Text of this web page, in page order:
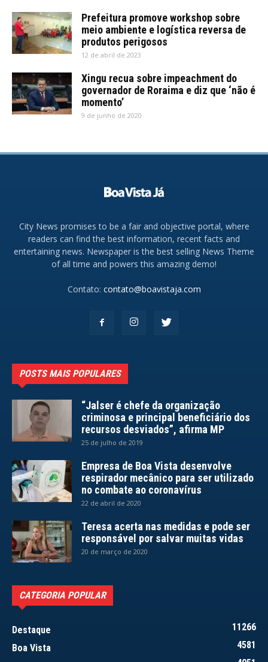
Prefeitura promove workshop sobre
meio ambiente e logística reversa de
produtos perigosos
12 de abril de 2023
Xingu recua sobre impeachment do
governador de Roraima e diz que ‘não é
momento’
9 de junho de 2020
City News promises to be a fair and objective portal, where
readers can find the best information, recent facts and
entertaining news. Newspaper is the best selling News Theme
of all time and powers this amazing demo!
Contato: contato@boavistaja.com
POSTS MAIS POPULARES
“Jalser é chefe da organização
criminosa e principal beneficiário dos
recursos desviados”, afirma MP
25 de julho de 2019
Empresa de Boa Vista desenvolve
respirador mecânico para ser utilizado
no combate ao coronavírus
22 de abril de 2020
Teresa acerta nas medidas e pode ser
responsável por salvar muitas vidas
20 de março de 2020
CATEGORIA POPULAR
Destaque
11266
Boa Vista
4581